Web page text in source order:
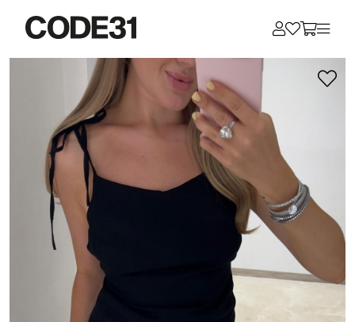
Для клиентов всех банков
Разбейте
оплату
на части
без переплат
График платежей